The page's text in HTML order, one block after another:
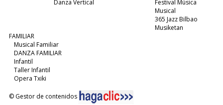
Danza Vertical
Festival Música
Musical
365 Jazz Bilbao
Musiketan
FAMILIAR
Musical Familiar
DANZA FAMILIAR
Infantil
Taller Infantil
Opera Txiki
© Gestor de contenidos